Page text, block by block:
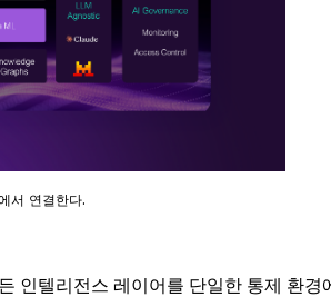
서 연결한다.
인텔리전스 레이어를 단일한 통제 환